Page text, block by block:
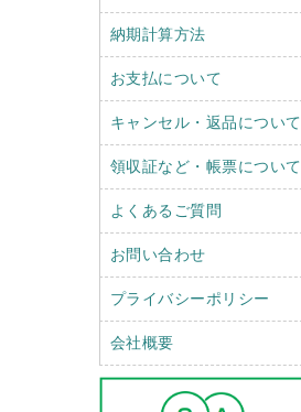
納期計算方法
お支払について
キャンセル・返品について
領収証など・帳票について
よくあるご質問
お問い合わせ
プライバシーポリシー
会社概要